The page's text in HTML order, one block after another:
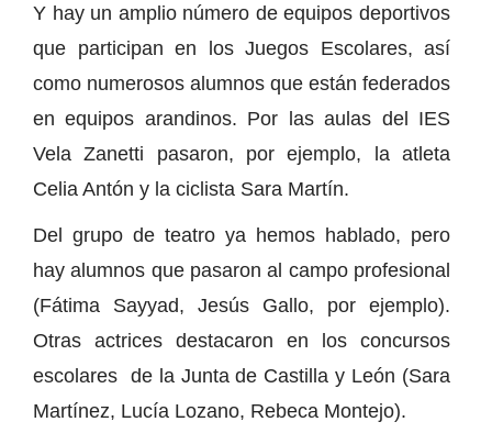
Y hay un amplio número de equipos deportivos
que participan en los Juegos Escolares, así
como numerosos alumnos que están federados
en equipos arandinos. Por las aulas del IES
Vela Zanetti pasaron, por ejemplo, la atleta
Celia Antón y la ciclista Sara Martín.
Del grupo de teatro ya hemos hablado, pero
hay alumnos que pasaron al campo profesional
(Fátima Sayyad, Jesús Gallo, por ejemplo).
Otras actrices destacaron en los concursos
escolares de la Junta de Castilla y León (Sara
Martínez, Lucía Lozano, Rebeca Montejo).